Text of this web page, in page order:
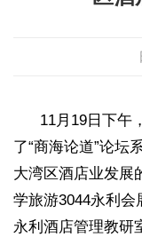
11月19日下午，
了“商海论道”论坛
大湾区酒店业发展
学旅游3044永利会
永利酒店管理教研